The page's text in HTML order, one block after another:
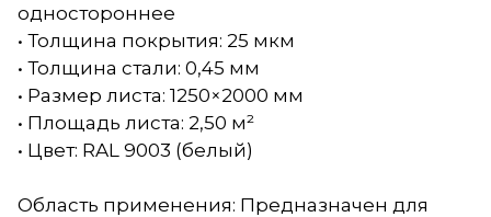
одностороннее
• Толщина покрытия: 25 мкм
• Толщина стали: 0,45 мм
• Размер листа: 1250×2000 мм
• Площадь листа: 2,50 м²
• Цвет: RAL 9003 (белый)
Область применения: Предназначен для